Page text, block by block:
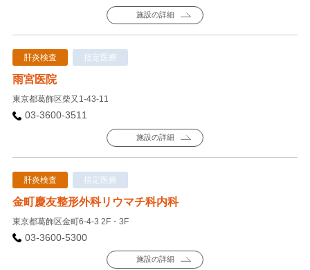
施設の詳細
肝炎検査 指定医療
雨宮医院
東京都葛飾区柴又1-43-11
03-3600-3511
施設の詳細
肝炎検査 指定医療
金町慶友整形外科リウマチ科内科
東京都葛飾区金町6-4-3 2F・3F
03-3600-5300
施設の詳細